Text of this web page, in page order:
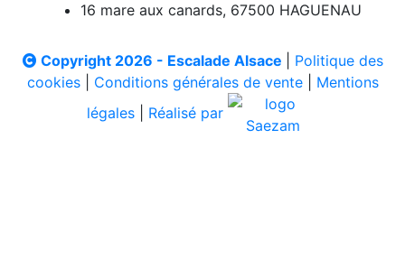
16 mare aux canards, 67500 HAGUENAU
Copyright 2026 - Escalade Alsace
Politique des
cookies| Conditions générales de vente| Mentions
légales
Réalisé par